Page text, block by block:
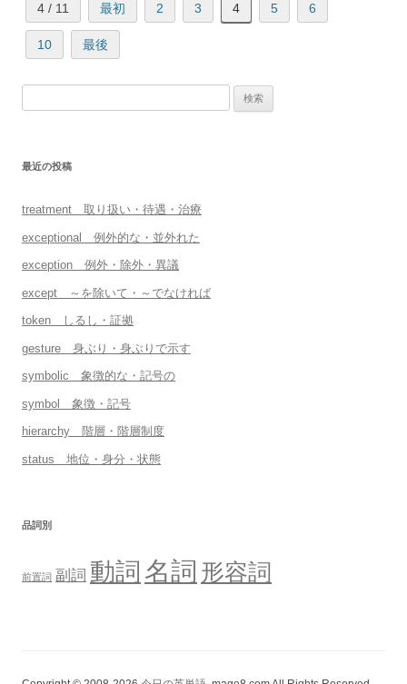
4 / 11 最初 2 3 4 5 6
10 最後
最近の投稿
treatment 取り扱い・待遇・治療
exceptional 例外的な・並外れた
exception 例外・除外・異議
except ～を除いて・～でなければ
token しるし・証拠
gesture 身ぶり・身ぶりで示す
symbolic 象徴的な・記号の
symbol 象徴・記号
hierarchy 階層・階層制度
status 地位・身分・状態
品詞別
前置詞 副詞 動詞 名詞 形容詞